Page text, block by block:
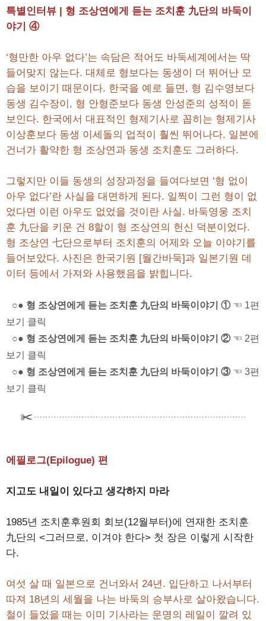
특별인터뷰 | 형 조상연에게 듣는 조치훈 九단의 바둑이
야기 ④
‘형만한 아우 없다’는 속담은 적어도 바둑세계에서는 딱
들어맞지 않는다. 대체로 형보다는 동생이 더 뛰어난 모
습을 보이기 때문이다. 한국을 예로 들면, 형 김수영보다
동생 김수장이, 형 안형준보다 동생 안성준의 성적이 돋
보인다. 한국에서 대표적인 형제기사로 꼽히는 형제기사
이상훈보다 동생 이세돌의 업적이 훨씬 뛰어나다. 일본에
건너가 활약한 형 조상연과 동생 조치훈도 그러하다.
그렇지만 이들 동생의 성장과정을 들여다보면 ‘형 없이
아우 없다’란 사실을 대면하게 된다. 일찍이 그런 형이 없
었다면 이런 아우도 없었을 것이란 사실. 바둑영웅 조치
훈 九단을 키운 건 8할이 형 조상연의 헌신 덕분이었다.
형 조상연 七단으로부터 조치훈의 어제와 오늘 이야기를
들어보았다. 사진은 한국기원 [월간바둑]과 일본기원 데
이터 등에서 가져와 사용했음을 밝힙니다.
○● 형 조상연에게 듣는 조치훈 九단의 바둑이야기 ① ☜ 1편
보기 클릭
○● 형 조상연에게 듣는 조치훈 九단의 바둑이야기 ② ☜ 2편
보기 클릭
○● 형 조상연에게 듣는 조치훈 九단의 바둑이야기 ③ ☜ 3편
보기 클릭
에필로그(Epilogue) 편
지고도 내일이 있다고 생각하지 마라
1985년 조치훈후원회 회보(12월부터)에 연재한 조치훈
九단의 <그러므로, 이겨야 한다> 첫 장은 이렇게 시작한
다.
여섯 살 때 일본으로 건너와서 24년. 입단하고 나서부터
따져 18년의 세월을 나는 바둑의 승부사로 살아왔습니다.
철이 들었을 때는 이미 기사라는 운명의 레일이 깔려 있